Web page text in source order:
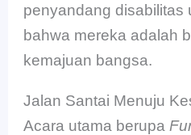
penyandang disabilitas
bahwa mereka adalah
kemajuan bangsa.
Jalan Santai Menuju
Acara utama berupa